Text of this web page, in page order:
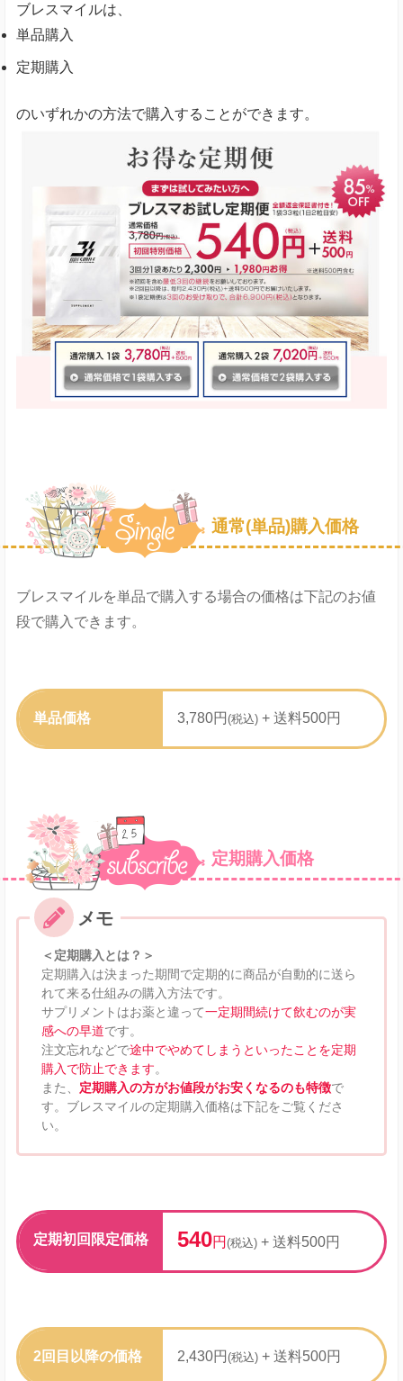
ブレスマイルは、
単品購入
定期購入
のいずれかの方法で購入することができます。
通常(単品)購入価格
ブレスマイルを単品で購入する場合の価格は下記のお値
段で購入できます。
単品価格 3,780円 (税込) + 送料500円
定期購入価格
＜定期購入とは？＞
定期購入は決まった期間で定期的に商品が自動的に送ら
れて来る仕組みの購入方法です。
サプリメントはお薬と違って一定期間続けて飲むのが実
感への早道です。
注文忘れなどで途中でやめてしまうといったことを定期
購入で防止できます。
また、 定期購入の方がお値段がお安くなるのも特徴で
す。ブレスマイルの定期購入価格は下記をご覧くださ
い。
定期初回限定価格 540円 (税込) + 送料500円
2回目以降の価格 2,430円 (税込) + 送料500円